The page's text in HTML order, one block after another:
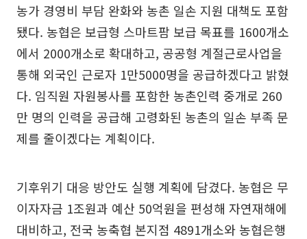
농가 경영비 부담 완화와 농촌 일손 지원 대책도 포함
됐다. 농협은 보급형 스마트팜 보급 목표를 1600개소
에서 2000개소로 확대하고, 공공형 계절근로사업을
통해 외국인 근로자 1만5000명을 공급하겠다고 밝혔
다. 임직원 자원봉사를 포함한 농촌인력 중개로 260
만 명의 인력을 공급해 고령화된 농촌의 일손 부족 문
제를 줄이겠다는 계획이다.
기후위기 대응 방안도 실행 계획에 담겼다. 농협은 무
이자자금 1조원과 예산 50억원을 편성해 자연재해에
대비하고, 전국 농축협 본지점 4891개소와 농협은행